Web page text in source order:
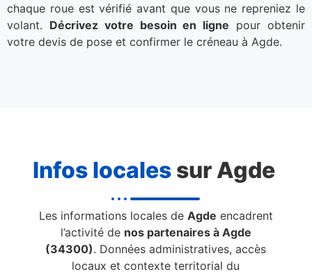
chaque roue est vérifié avant que vous ne repreniez le
volant. Décrivez votre besoin en ligne pour obtenir
votre devis de pose et confirmer le créneau à Agde.
Infos localessur Agde
Les informations locales de Agde encadrent
l’activité de nos partenaires à Agde
(34300). Données administratives, accès
locaux et contexte territorial du